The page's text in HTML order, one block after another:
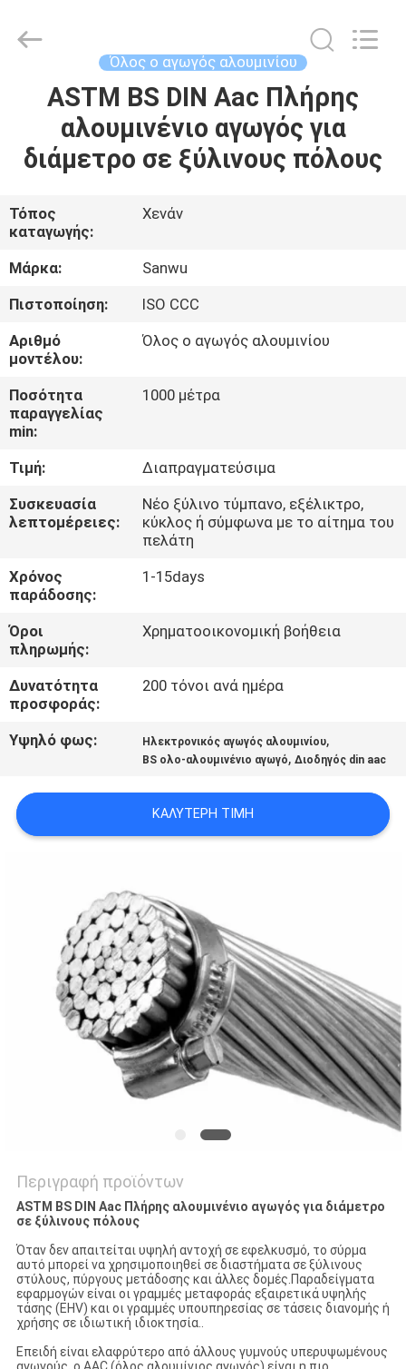
ΣΠΊΤΙ
ΠΡΟΪΌΝΤΑ
ΠΕΡΊΠΟΥ
ΕΜΕΊΣ
ΓΎΡΟΣ
ΕΡΓΟΣΤΑΣΊΩΝ
ΠΟΙΟΤΙΚΌΣ
ΈΛΕΓΧΟΣ
ΜΑΣ
ΕΛΆΤΕ
ΕΠΑΦΉ
ΜΕ
ΕΙΔΉΣΕΙΣ
ΖΗΤΉΣΤΕ
ΈΝΑ
SITEMAP
PRIVACY
POLICY
Όλος ο αγωγός αλουμινίου
ASTM BS DIN Aac Πλήρης
αλουμινένιο αγωγός για
διάμετρο σε ξύλινους πόλους
Τόπος
καταγωγής:
Χενάν
Μάρκα:
Sanwu
Πιστοποίηση:
ISO CCC
Αριθμό
μοντέλου:
Όλος ο αγωγός αλουμινίου
Ποσότητα
παραγγελίας
min:
1000 μέτρα
Τιμή:
Διαπραγματεύσιμα
Συσκευασία
λεπτομέρειες:
Νέο ξύλινο τύμπανο, εξέλικτρο,
κύκλος ή σύμφωνα με το αίτημα του
πελάτη
Χρόνος
παράδοσης:
1-15days
Όροι
πληρωμής:
Χρηματοοικονομική βοήθεια
Δυνατότητα
προσφοράς:
200 τόνοι ανά ημέρα
Υψηλό φως: Ηλεκτρονικός αγωγός αλουμινίου,
BS ολο-αλουμινένιο αγωγό,Διοδηγός din aac
ΚΑΛΎΤΕΡΗ ΤΙΜΉ
Περιγραφή προϊόντων
ASTM BS DIN Aac Πλήρης αλουμινένιο αγωγός για διάμετρο
σε ξύλινους πόλους
Όταν δεν απαιτείται υψηλή αντοχή σε εφελκυσμό, το σύρμα
αυτό μπορεί να χρησιμοποιηθεί σε διαστήματα σε ξύλινους
στύλους, πύργους μετάδοσης και άλλες δομές.Παραδείγματα
εφαρμογών είναι οι γραμμές μεταφοράς εξαιρετικά υψηλής
τάσης (EHV) και οι γραμμές υπουπηρεσίας σε τάσεις διανομής ή
χρήσης σε ιδιωτική ιδιοκτησία..
Επειδή είναι ελαφρύτερο από άλλους γυμνούς υπερυψωμένους